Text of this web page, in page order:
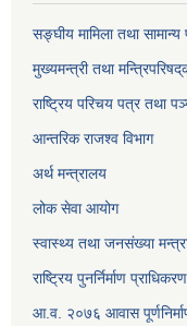
सङ्घीय मामिला तथा
मुख्यमन्त्री तथा
राष्ट्रिय परिचय पत्र तथा
आन्तरिक राजश्व विभाग
अर्थ मन्त्रालय
लोक सेवा आयोग
स्वास्थ्य तथा जनसंख्या
राष्ट्रिय पुनर्निर्माण प्राधिकरण
आ.व. २०७६ आवास